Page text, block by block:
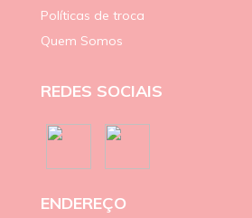
Políticas de troca
Quem Somos
REDES SOCIAIS
ENDEREÇO